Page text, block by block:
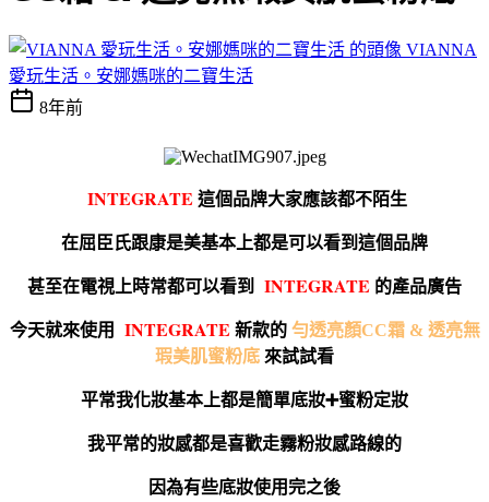
VIANNA
愛玩生活。安娜媽咪的二寶生活
8年前
INTEGRATE 這個品牌大家應該都不陌生
在屈臣氏跟康是美基本上都是可以看到這個品牌
甚至在電視上時常都可以看到 INTEGRATE 的產品廣告
今天就來使用 INTEGRATE 新款的 勻透亮顏CC霜 & 透亮無
瑕美肌蜜粉底 來試試看
平常我化妝基本上都是簡單底妝➕蜜粉定妝
我平常的妝感都是喜歡走霧粉妝感路線的
因為有些底妝使用完之後